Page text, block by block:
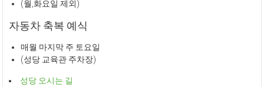
(월,화요일 제외)
자동차 축복 예식
매월 마지막 주 토요일
(성당 교육관 주차장)
성당 오시는 길